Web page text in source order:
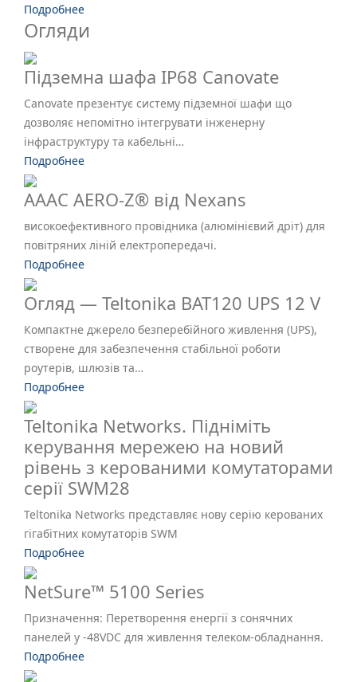
Подробнее
Огляди
Підземна шафа IP68 Canovate
Canovate презентує систему підземної шафи що
дозволяє непомітно інтегрувати інженерну
інфраструктуру та кабельні…
Подробнее
AAAC AERO-Z® від Nexans
високоефективного провідника (алюмінієвий дріт) для
повітряних ліній електропередачі.
Подробнее
Огляд — Teltonika BAT120 UPS 12 V
Компактне джерело безперебійного живлення (UPS),
створене для забезпечення стабільної роботи
роутерів, шлюзів та…
Подробнее
Teltonika Networks. Підніміть
керування мережею на новий
рівень з керованими комутаторами
серії SWM28
Teltonika Networks представляє нову серію керованих
гігабітних комутаторів SWM
Подробнее
NetSure™ 5100 Series
Призначення: Перетворення енергії з сонячних
панелей у -48VDC для живлення телеком-обладнання.
Подробнее